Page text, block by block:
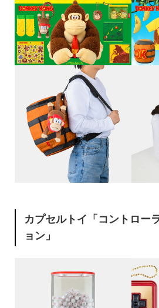
カプセルトイ「コントロー
ョン」